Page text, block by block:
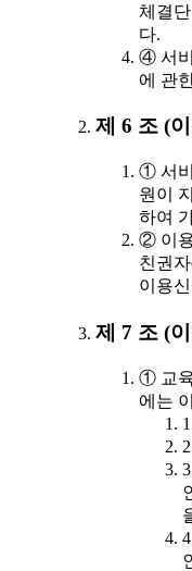
체결
다.
④ 서
에 관
제 6 조 (
① 서
원이
하여
② 이
친권
이용
제 7 조 (
① 교
에는